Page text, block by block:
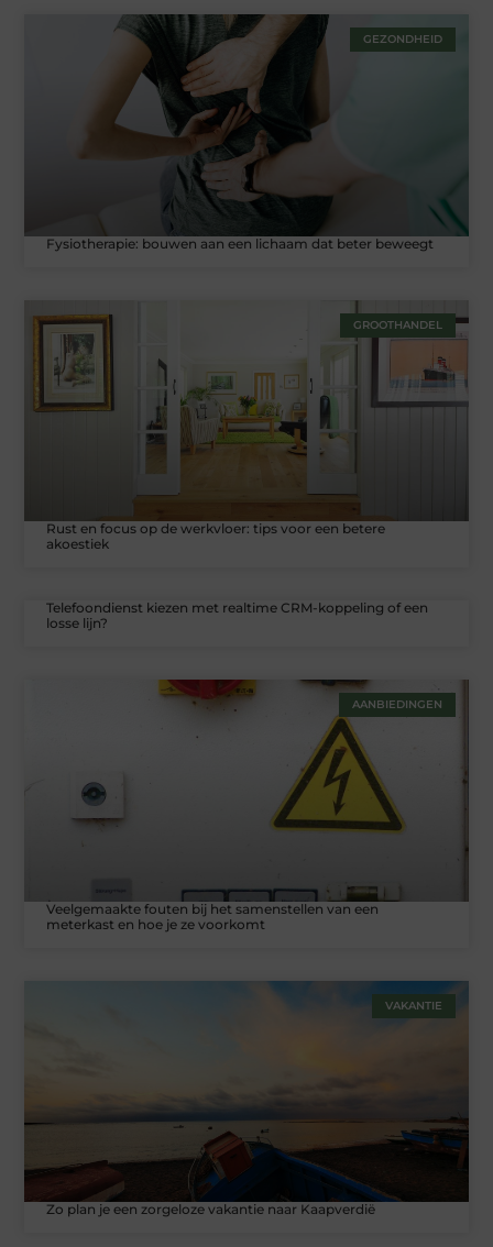
GEZONDHEID
Fysiotherapie: bouwen aan een lichaam dat beter beweegt
GROOTHANDEL
Rust en focus op de werkvloer: tips voor een betere
akoestiek
Telefoondienst kiezen met realtime CRM-koppeling of een
losse lijn?
AANBIEDINGEN
Veelgemaakte fouten bij het samenstellen van een
meterkast en hoe je ze voorkomt
VAKANTIE
Zo plan je een zorgeloze vakantie naar Kaapverdië